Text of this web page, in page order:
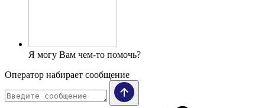
Я могу Вам чем-то помочь?
Оператор набирает сообщение